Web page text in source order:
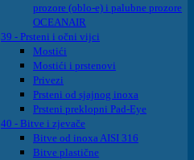
prozore (oblo-e) i palubne prozore
OCEANAIR
39 - Prsteni i očni vijci
Mostići
Mostići i prstenovi
Privezi
Prsteni od sjajnog inoxa
Prsteni preklopni Pad-Eye
40 - Bitve i zjevače
Bitve od inoxa AISI 316
Bitve plastične